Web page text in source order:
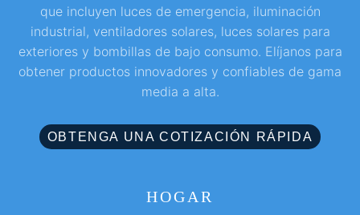
que incluyen luces de emergencia, iluminación
industrial, ventiladores solares, luces solares para
exteriores y bombillas de bajo consumo. Elíjanos para
obtener productos innovadores y confiables de gama
media a alta.
OBTENGA UNA COTIZACIÓN RÁPIDA
HOGAR